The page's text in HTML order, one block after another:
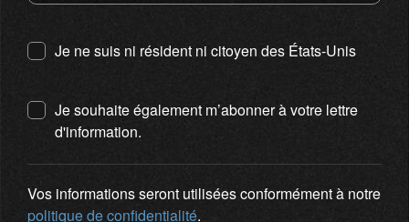
Je ne suis ni résident ni citoyen des États-Unis
Je souhaite également m’abonner à votre lettre
d'information.
Vos informations seront utilisées conformément à notre
politique de confidentialité.